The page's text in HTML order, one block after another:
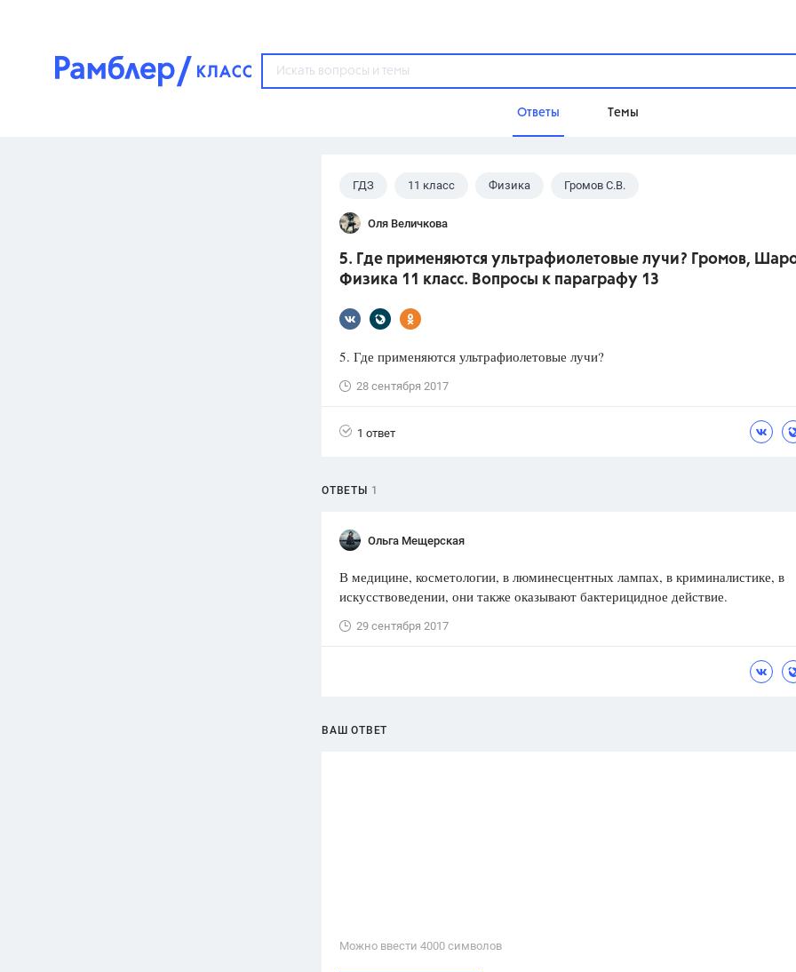
Ответы Темы
Популярные темы
ГДЗ
ОГЭ
ФИПИ
ответов
Вузы
82 ответа
Spotlight
1551 ответ
ГИА
ответов
Домашнее задание
Школа
Учебники
ГДЗ 11 класс Физика Громов С.В.
Оля Величкова
5. Где применяются ультрафиолетовые лучи? Громов,
Физика 11 класс. Вопросы к параграфу 13
5. Где применяются ультрафиолетовые лучи?
28 сентября 2017
1 ответ
ОТВЕТЫ 1
Ольга Мещерская
В медицине, косметологии, в люминесцентных лампах, в криминалистике, в
искусствоведении, они также оказывают бактерицидное действие.
29 сентября 2017
ВАШ ОТВЕТ
Можно ввести 4000 cимволов